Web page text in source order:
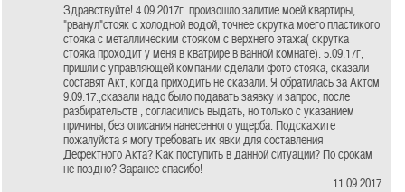
Здравствуйте! 4.09.2017г. произошло залитие моей квартиры,
"рванул"стояк с холодной водой, точнее скрутка моего пластикого
стояка с металлическим стояком с верхнего этажа( скрутка
стояка проходит у меня в кватрире в ванной комнате). 5.09.17г,
пришли с управляющей компании сделали фото стояка, сказали
составят Акт, когда приходить не сказали. Я обратилась за Актом
9.09.17.,сказали надо было подавать заявку и запрос, после
разбирательств , согласились выдать, но только с указанием
причины, без описания нанесенного ущерба. Подскажите
пожалуйста я могу требовать их явки для составления
Дефектного Акта? Как поступить в данной ситуации? По срокам
не поздно? Заранее спасибо!
11.09.2017